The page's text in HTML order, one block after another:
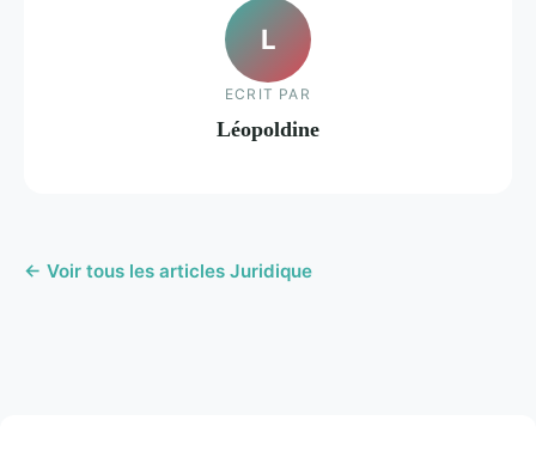
L
ECRIT PAR
Léopoldine
← Voir tous les articles Juridique